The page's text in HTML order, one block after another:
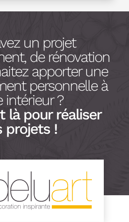
un projet
de rénovation
apporter une
personnelle à
intérieur ?
là pour réaliser
projets !